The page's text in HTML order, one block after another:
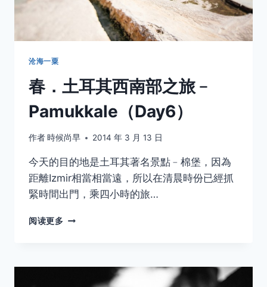
沧海一粟
春．土耳其西南部之旅﹣
Pamukkale（Day6）
作者時候尚早 2014 年 3 月 13 日
今天的目的地是土耳其著名景點﹣棉堡，因為
距離Izmir相當相當遠，所以在清晨時份已經抓
緊時間出門，乘四小時的旅…
阅读更多 春．
西